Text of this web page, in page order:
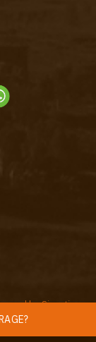
by Sinartis